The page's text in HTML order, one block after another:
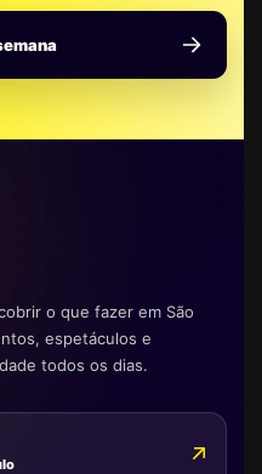
o que fazer em São
espetáculos e
todos os dias.